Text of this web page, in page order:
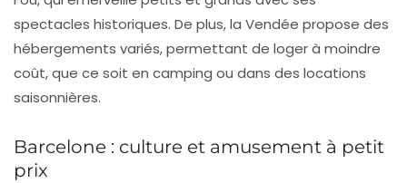
spectacles historiques. De plus, la Vendée propose des
hébergements variés, permettant de loger à moindre
coût, que ce soit en camping ou dans des locations
saisonnières.
Barcelone : culture et amusement à petit
prix